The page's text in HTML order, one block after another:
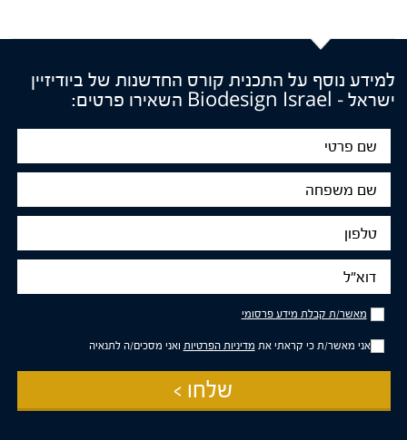
למידע נוסף על התכנית קורס החדשנות של ביודיזיין
ישראל – Biodesign Israel השאירו פרטים:
פרטי
משפחה
מאשר/ת
קבלת
מידע
פרסומי
מאשר/ת קבלת מידע פרסומי
אני מאשר/ת כי קראתי את מדיניות הפרטיות ואני מסכים/ה לתנאיה
שלחו >